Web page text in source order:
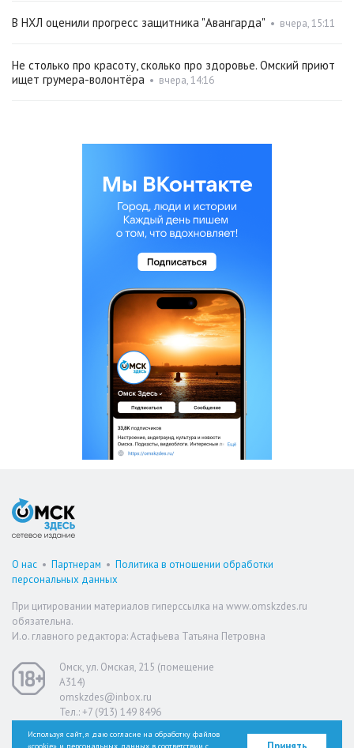
В НХЛ оценили прогресс защитника "Авангарда" • вчера, 15:11
Не столько про красоту, сколько про здоровье. Омский приют
ищет грумера-волонтёра • вчера, 14:16
О нас • Партнерам • Политика в отношении обработки
персональных данных
При цитировании материалов гиперссылка на www.omskzdes.ru
обязательна.
И.о. главного редактора: Астафьева Татьяна Петровна
Омск, ул. Омская, 215 (помещение
А314)
omskzdes@inbox.ru
Тел.: +7 (913) 149 8496
Используя сайт, я даю согласие на обработку файлов